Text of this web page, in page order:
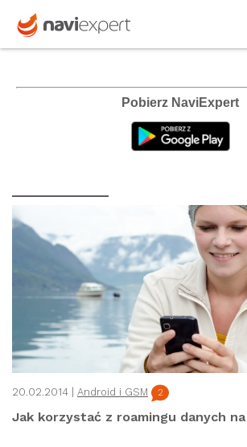
Pobierz NaviExpert
20.02.2014 | Android i GSM 2
Jak korzystać z roamingu danych